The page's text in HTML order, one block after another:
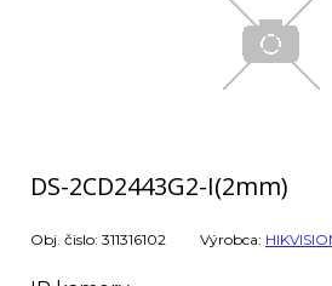
DS-2CD2443G2-I(2mm)
Obj. čislo: 311316102 Výrobca: